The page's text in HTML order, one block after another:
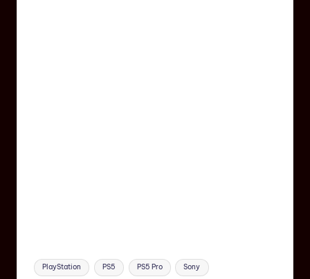
PlayStation PS5 PS5 Pro Sony